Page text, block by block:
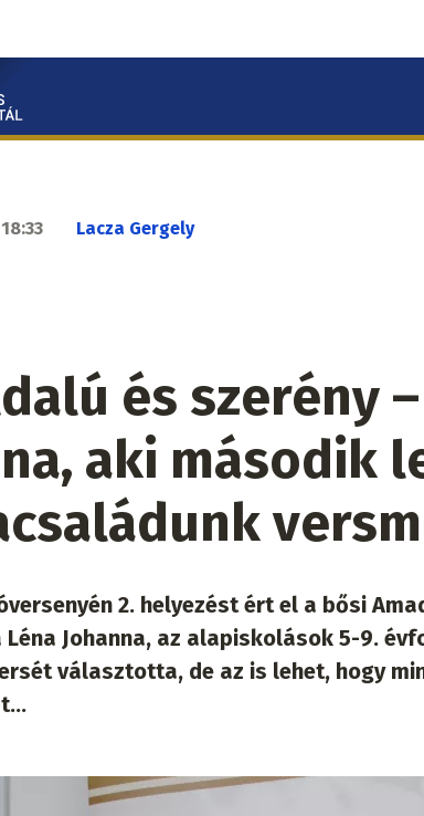
Lacza Gergely
és szerény
aki második
2. helyezést ért el a bősi
Johanna, az alapiskolások 5-9.
választotta, de az is lehet, hogy